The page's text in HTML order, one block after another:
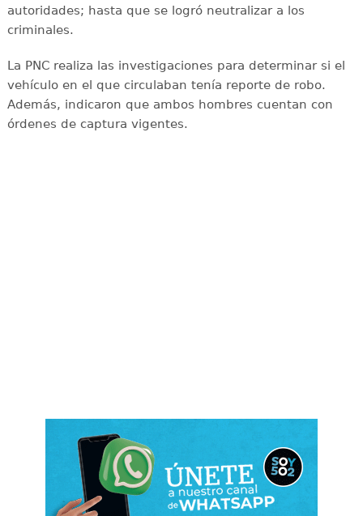
autoridades; hasta que se logró neutralizar a los
criminales.
La PNC realiza las investigaciones para determinar si el
vehículo en el que circulaban tenía reporte de robo.
Además, indicaron que ambos hombres cuentan con
órdenes de captura vigentes.